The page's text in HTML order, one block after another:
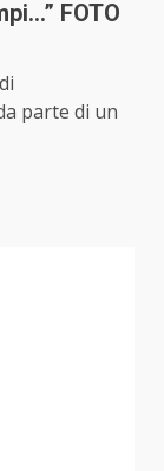
FOTO
parte di un